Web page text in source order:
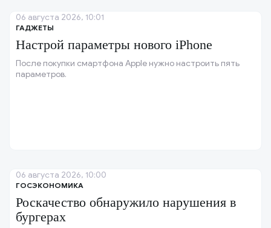
ГАДЖЕТЫ
Настрой параметры нового iPhone
После покупки смартфона Apple нужно настроить пять
параметров.
06 августа 2026, 10:01
ГОСЭКОНОМИКА
Роскачество обнаружило нарушения в
бургерах
06 августа 2026, 10:00